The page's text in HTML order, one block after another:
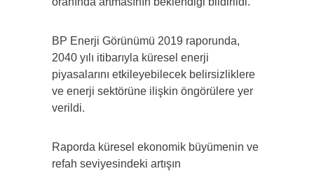
BP Enerji Görünümü 2019 raporunda,
2040 yılı itibarıyla küresel enerji
piyasalarını etkileyebilecek belirsizliklere
ve enerji sektörüne ilişkin öngörülere yer
verildi.
Raporda küresel ekonomik büyümenin ve
refah seviyesindeki artışın